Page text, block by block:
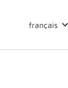
français